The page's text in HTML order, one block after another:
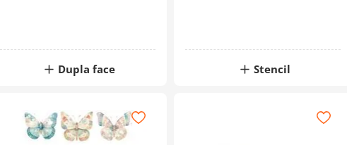
Dupla face Stencil